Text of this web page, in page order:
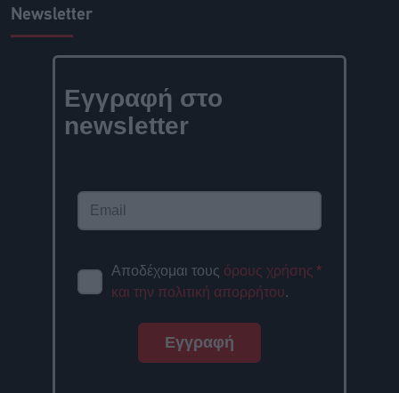
Newsletter
Εγγραφή στο
newsletter
Αποδέχομαι τους όρους χρήσης
και την πολιτική απορρήτου.
*
Εγγραφή